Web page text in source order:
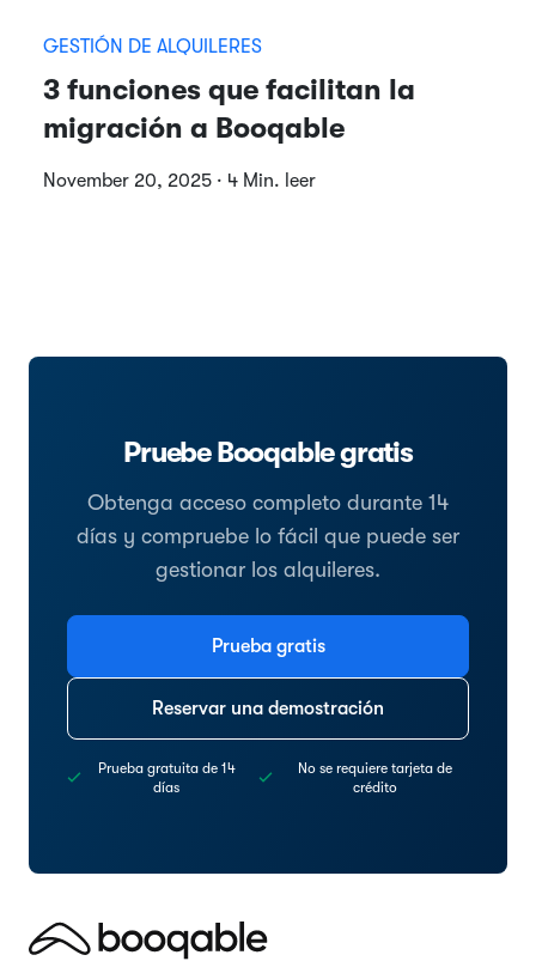
GESTIÓN DE ALQUILERES
3 funciones que facilitan la
migración a Booqable
November 20, 2025 · 4 Min. leer
Pruebe Booqable gratis
Obtenga acceso completo durante 14
días y compruebe lo fácil que puede ser
gestionar los alquileres.
Prueba gratis
Reservar una demostración
Prueba gratuita de 14
días
No se requiere tarjeta de
crédito